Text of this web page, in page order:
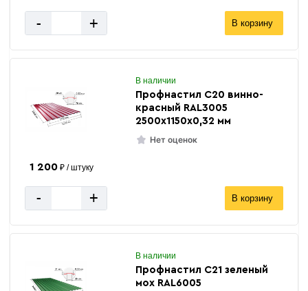
- + В корзину
В наличии
Профнастил С20 винно-
красный RAL3005
2500х1150х0,32 мм
Нет оценок
1 200 ₽ / штуку
- + В корзину
В наличии
Профнастил С21 зеленый
мох RAL6005